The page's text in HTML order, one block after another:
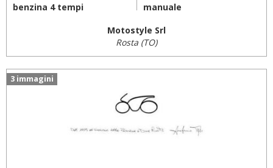
benzina 4 tempi manuale
Motostyle Srl
Rosta (TO)
3 immagini